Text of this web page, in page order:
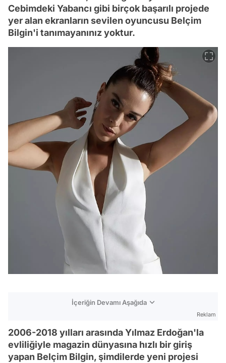
Cebimdeki Yabancı gibi birçok başarılı projede
yer alan ekranların sevilen oyuncusu Belçim
Bilgin'i tanımayanınız yoktur.
İçeriğin Devamı Aşağıda
Reklam
2006-2018 yılları arasında Yılmaz Erdoğan'la
evliliğiyle magazin dünyasına hızlı bir giriş
yapan Belçim Bilgin, şimdilerde yeni projesi